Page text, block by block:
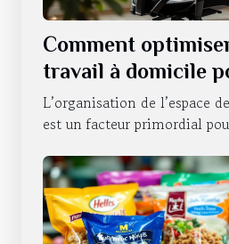
Comment
travail à domicile
la productivité ?
L’organisation de l’espace
est un facteur primordial